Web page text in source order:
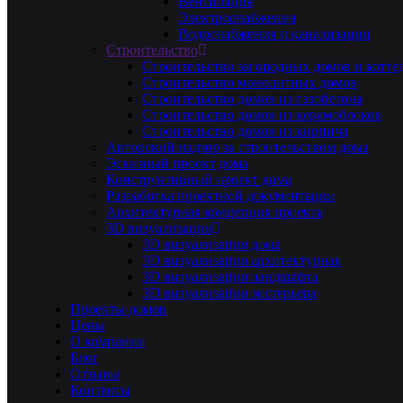
Электроснабжения
Водоснабжения и канализации
Строительство
Строительство загородных домов и
Строительство монолитных домов
Строительство домов из газобетона
Строительство домов из керамоблоков
Строительство домов из кирпича
Авторский надзор за строительством дома
Эскизный проект дома
Конструктивный проект дома
Разработка проектной документации
Архитектурная концепция проекта
3D визуализация
3D визуализация дома
3D визуализация архитектурная
3D визуализация ландшафта
3D визуализация экстерьера
Проекты домов
Цены
О компании
Блог
Отзывы
Контакты